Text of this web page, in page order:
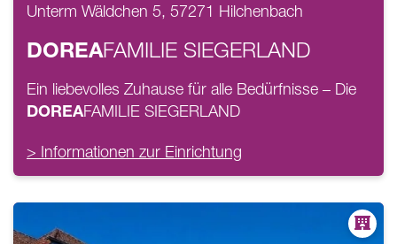
Unterm Wäldchen 5, 57271 Hilchenbach
DOREAFAMILIE SIEGERLAND
Ein liebevolles Zuhause für alle Bedürfnisse – Die
DOREAFAMILIE SIEGERLAND
> Informationen zur Einrichtung